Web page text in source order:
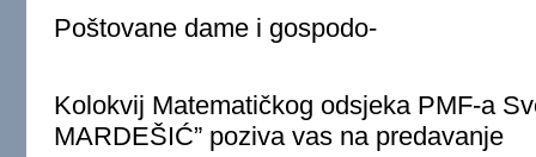
Poštovane dame i gospodo-
Kolokvij Matematičkog odsjeka PMF-a
MARDEŠIĆ” poziva vas na predavanje